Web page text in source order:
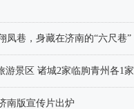
凤巷，身藏在济南的“六尺巷”
游景区 诸城2家临朐青州各1家
南版宣传片出炉